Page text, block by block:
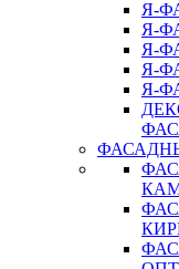
Я-
Я-
Я-
Я-
Я-